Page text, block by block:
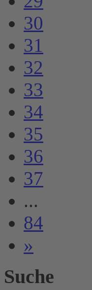
30
31
32
33
34
35
36
37
...
84
»
Suche